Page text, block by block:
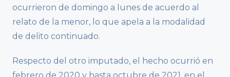
ocurrieron de domingo a lunes de acuerdo al
relato de la menor, lo que apela a la modalidad
de delito continuado.
Respecto del otro imputado, el hecho ocurrió en